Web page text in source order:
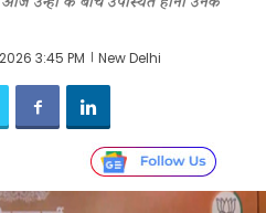
3:45 PM New Delhi